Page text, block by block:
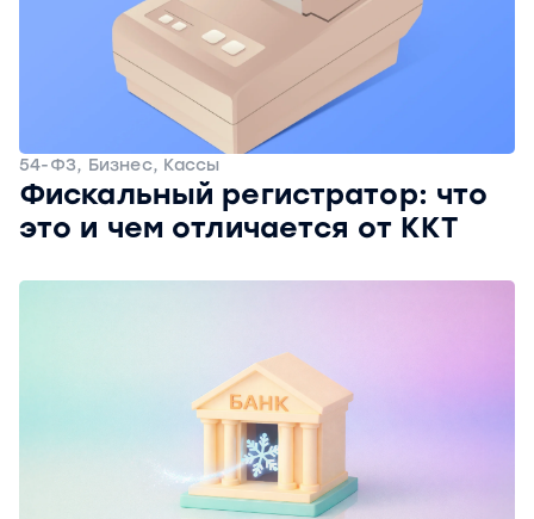
54-ФЗ, Бизнес, Кассы
Фискальный регистратор: что
это и чем отличается от ККТ